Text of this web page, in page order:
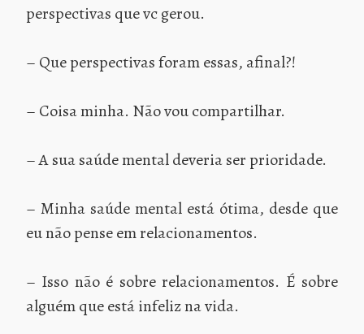
perspectivas que vc gerou.
– Que perspectivas foram essas, afinal?!
– Coisa minha. Não vou compartilhar.
– A sua saúde mental deveria ser prioridade.
– Minha saúde mental está ótima, desde que
eu não pense em relacionamentos.
– Isso não é sobre relacionamentos. É sobre
alguém que está infeliz na vida.